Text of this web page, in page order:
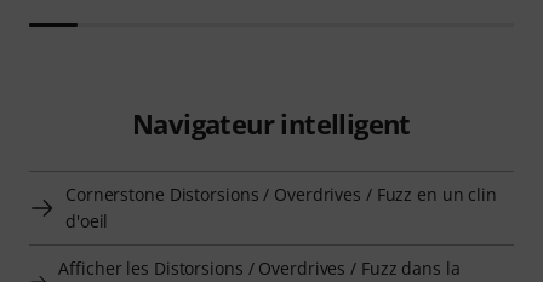
Navigateur intelligent
Cornerstone Distorsions / Overdrives / Fuzz en un clin
d'oeil
Afficher les Distorsions / Overdrives / Fuzz dans la